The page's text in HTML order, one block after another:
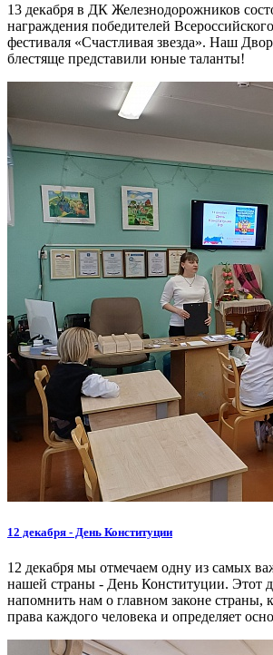
13 декабря в ДК Железнодорожников
награждения победителей
фестиваля «Счастливая звезда». Наш
блестяще представили юные таланты!
12 декабря - День Конституции
12 декабря мы отмечаем одну из самых
нашей страны - День Конституции. Этот
напомнить нам о главном законе страны,
права каждого человека и определяет